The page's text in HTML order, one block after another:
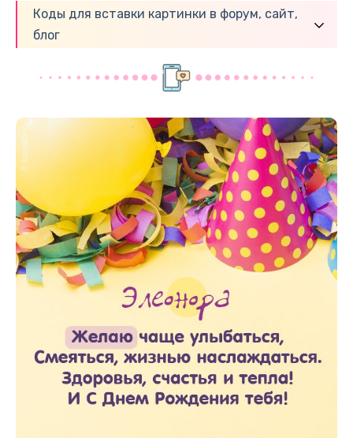
Коды для вставки картинки в форум, сайт,
блог